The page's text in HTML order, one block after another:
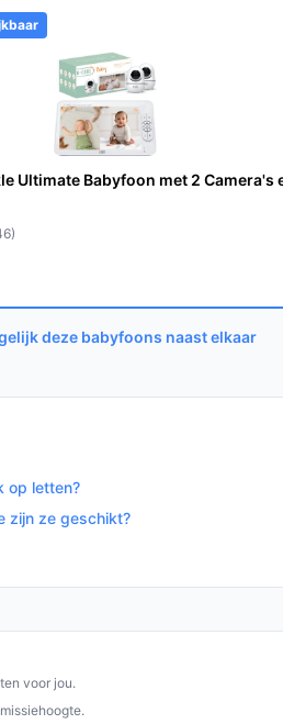
& tilt camera's.
die een betrouwbare en
ontwerp,
een jonge baby.
Kies bewust
Ultimate Babyfoon met 2 Camera's
deze babyfoons naast elkaar
op letten?
zijn ze geschikt?
voor jou.